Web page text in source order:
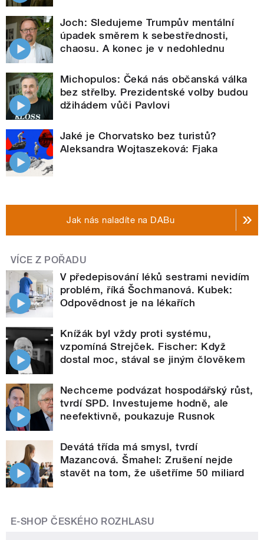
Joch: Sledujeme Trumpův mentální
úpadek směrem k sebestřednosti,
chaosu. A konec je v nedohlednu
Michopulos: Čeká nás občanská válka
bez střelby. Prezidentské volby budou
džihádem vůči Pavlovi
Jaké je Chorvatsko bez turistů?
Aleksandra Wojtaszeková: Fjaka
Jak nás naladíte na DABu
VÍCE Z POŘADU
V předepisování léků sestrami nevidím
problém, říká Šochmanová. Kubek:
Odpovědnost je na lékařích
Knížák byl vždy proti systému,
vzpomíná Strejček. Fischer: Když
dostal moc, stával se jiným člověkem
Nechceme podvázat hospodářský růst,
tvrdí SPD. Investujeme hodně, ale
neefektivně, poukazuje Rusnok
Devátá třída má smysl, tvrdí
Mazancová. Šmahel: Zrušení nejde
stavět na tom, že ušetříme 50 miliard
E-SHOP ČESKÉHO ROZHLASU